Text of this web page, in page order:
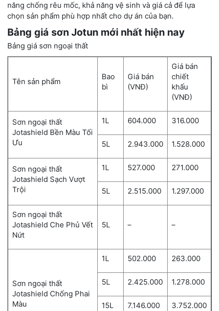
năng chống rêu mốc, khả năng vệ sinh và giá cả để lựa
chọn sản phẩm phù hợp nhất cho dự án của bạn.
Bảng giá sơn Jotun mới nhất hiện nay
Bảng giá sơn ngoại thất
Tên sản phẩm
Bao
bì
Giá bán
(VNĐ)
Giá bán
chiết
khấu
(VNĐ)
Sơn ngoại thất
Jotashield Bền Màu Tối
Ưu
1L 604.000 316.000
5L 2.943.000 1.528.000
Sơn ngoại thất
Jotashield Sạch Vượt
Trội
1L 527.000 271.000
5L 2.515.000 1.297.000
Sơn ngoại thất
Jotashield Che Phủ Vết
Nứt
5L – –
Sơn ngoại thất
Jotashield Chống Phai
Màu
1L 502.000 263.000
5L 2.425.000 1.278.000
15L 7.146.000 3.752.000